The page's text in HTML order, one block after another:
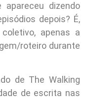
apareceu dizendo
depois? É,
apenas a
roteiro durante
de The Walking
de escrita nas